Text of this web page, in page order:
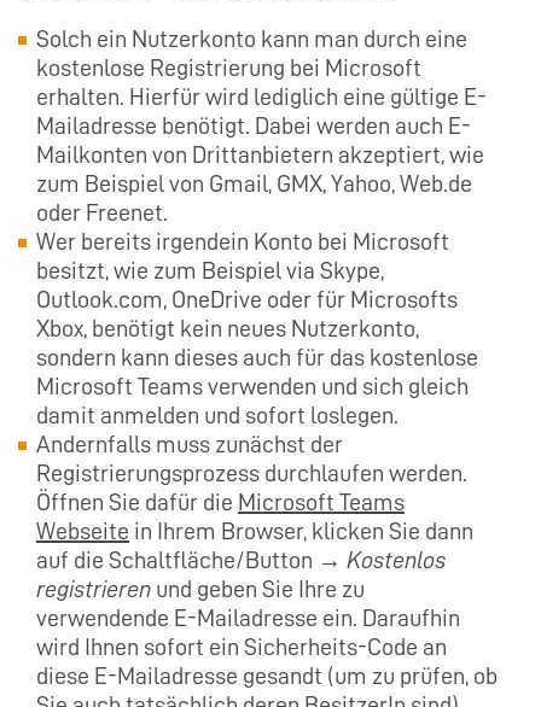
Solch ein Nutzerkonto kann man durch eine
kostenlose Registrierung bei Microsoft
erhalten. Hierfür wird lediglich eine gültige E-
Mailadresse benötigt. Dabei werden auch E-
Mailkonten von Drittanbietern akzeptiert, wie
zum Beispiel von Gmail, GMX, Yahoo, Web.de
oder Freenet.
Wer bereits irgendein Konto bei Microsoft
besitzt, wie zum Beispiel via Skype,
Outlook.com, OneDrive oder für Microsofts
Xbox, benötigt kein neues Nutzerkonto,
sondern kann dieses auch für das kostenlose
Microsoft Teams verwenden und sich gleich
damit anmelden und sofort loslegen.
Andernfalls muss zunächst der
Registrierungsprozess durchlaufen werden.
Öffnen Sie dafür die Microsoft Teams
Webseite in Ihrem Browser, klicken Sie dann
auf die Schaltfläche/Button → Kostenlos
registrieren und geben Sie Ihre zu
verwendende E-Mailadresse ein. Daraufhin
wird Ihnen sofort ein Sicherheits-Code an
diese E-Mailadresse gesandt (um zu prüfen, ob